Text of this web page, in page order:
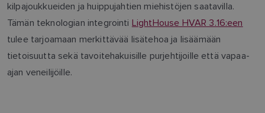
kilpajoukkueiden ja huippujahtien miehistöjen saatavilla.
Tämän teknologian integrointi LightHouse HVAR 3.16:een
tulee tarjoamaan merkittävää lisätehoa ja lisäämään
tietoisuutta sekä tavoitehakuisille purjehtijoille että vapaa-
ajan veneilijöille.